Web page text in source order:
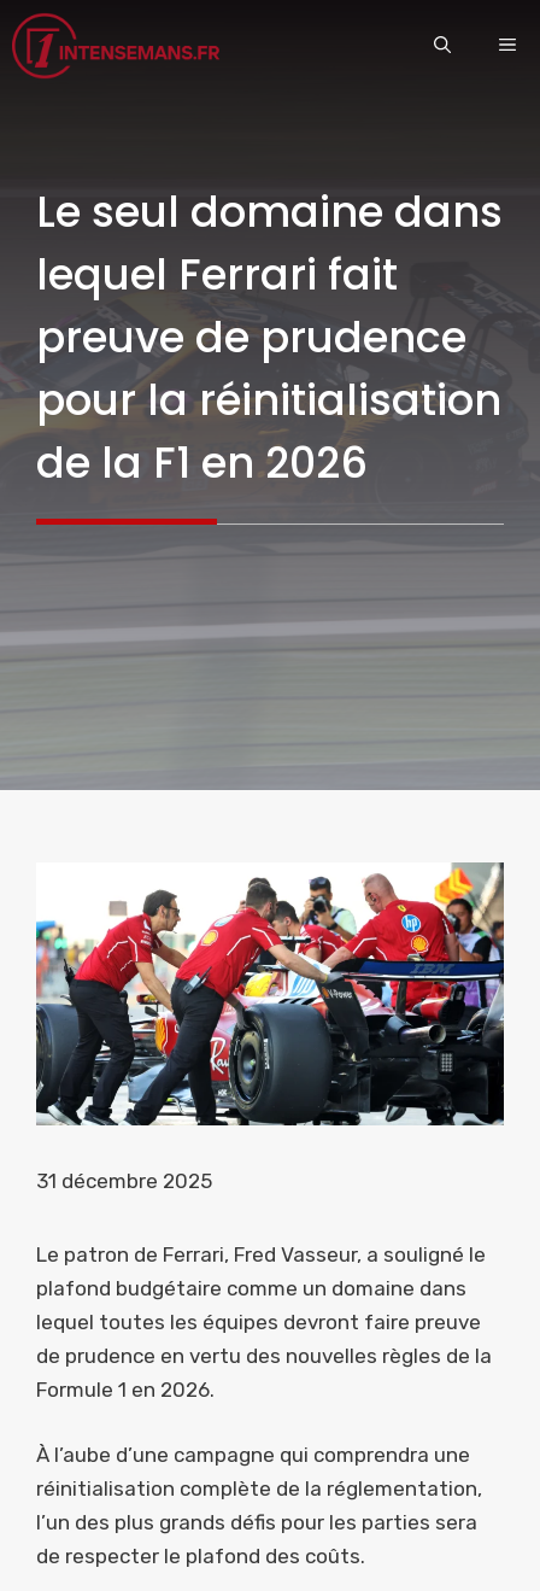
Aller
au
contenu
Le seul domaine dans
lequel Ferrari fait
preuve de prudence
pour la réinitialisation
de la F1 en 2026
31 décembre 2025
Le patron de Ferrari, Fred Vasseur, a souligné le
plafond budgétaire comme un domaine dans
lequel toutes les équipes devront faire preuve
de prudence en vertu des nouvelles règles de la
Formule 1 en 2026.
À l’aube d’une campagne qui comprendra une
réinitialisation complète de la réglementation,
l’un des plus grands défis pour les parties sera
de respecter le plafond des coûts.